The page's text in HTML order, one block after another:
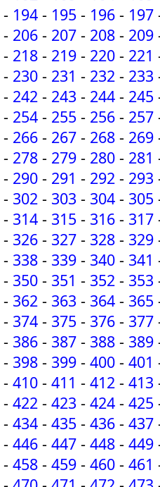
- 194 - 195 - 196 - 197
- 206 - 207 - 208 - 209
- 218 - 219 - 220 - 221
- 230 - 231 - 232 - 233
- 242 - 243 - 244 - 245
- 254 - 255 - 256 - 257
- 266 - 267 - 268 - 269
- 278 - 279 - 280 - 281
- 290 - 291 - 292 - 293
- 302 - 303 - 304 - 305
- 314 - 315 - 316 - 317
- 326 - 327 - 328 - 329
- 338 - 339 - 340 - 341
- 350 - 351 - 352 - 353
- 362 - 363 - 364 - 365
- 374 - 375 - 376 - 377
- 386 - 387 - 388 - 389
- 398 - 399 - 400 - 401
- 410 - 411 - 412 - 413
- 422 - 423 - 424 - 425
- 434 - 435 - 436 - 437
- 446 - 447 - 448 - 449
- 458 - 459 - 460 - 461